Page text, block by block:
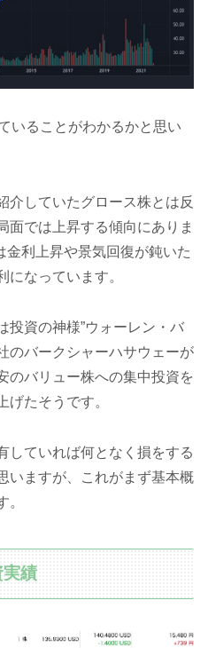
いることがわかるかと思い
介していたグロース株とは反
面では上昇する傾向にありま
利上昇や景気回復が鈍いた
になっています。
投資の神様”ウォーレン・バ
のバークシャーハサウェーが
のバリュー株への集中投資を
げたそうです。
していれば何となく損をする
いますが、これがまず基本概
。
績